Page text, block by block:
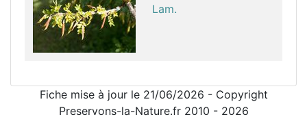
Lam.
Fiche mise à jour le 21/06/2026 - Copyright
Preservons-la-Nature.fr 2010 - 2026